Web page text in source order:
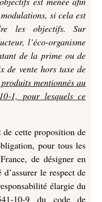
si cela est
les objectifs. Sur
l’éco-organisme
de la prime ou de
vente hors taxe de
mentionnés au
pour lesquels ce
de cette proposition de
pour tous les
de désigner en
le respect de
élargie du
du code de